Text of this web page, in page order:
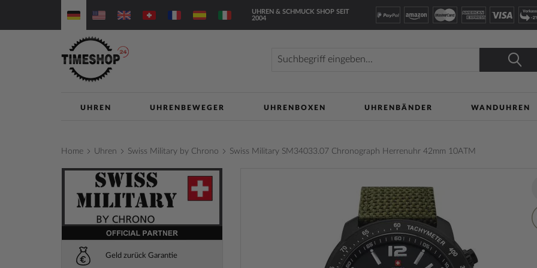
zum
UHREN & SCHMUCK SHOP SEIT
2004
Suche
UHREN UHRENBEWEGER UHRENBOXEN UHRENBÄNDER WANDUHREN
Home Uhren Swiss Military by Chrono Swiss Military SM34033.07 Chronograph Herrenuhr 42mm 10ATM
Geld zurück Garantie